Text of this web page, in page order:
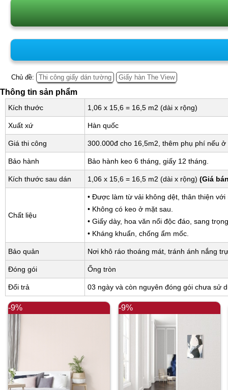
Chủ đề: Thi công giấy dán tường Giấy hàn The View
Thông tin sản phẩm
Kích thước 1,06 x 15,6 = 16,5 m2 (dài x rộng)
Xuất xứ Hàn quốc
Giá thi công 300.000đ cho 16,5m2, thêm phụ phí nếu
Bảo hành Bảo hành keo 6 tháng, giấy 12 tháng.
Kích thước sau dán 1,06 x 15,6 = 16,5 m2 (dài x rộng) (Giá
Chất liệu
• Được làm từ vải không dệt, thân thiện
• Không có keo ở mặt sau.
• Giấy dày, hoa văn nổi độc đáo, sang
• Kháng khuẩn, chống ẩm mốc.
Bảo quản Nơi khô ráo thoáng mát, tránh ánh nắng
Đóng gói Ống tròn
Đổi trả 03 ngày và còn nguyên đóng gói chưa sử
-9% -9%